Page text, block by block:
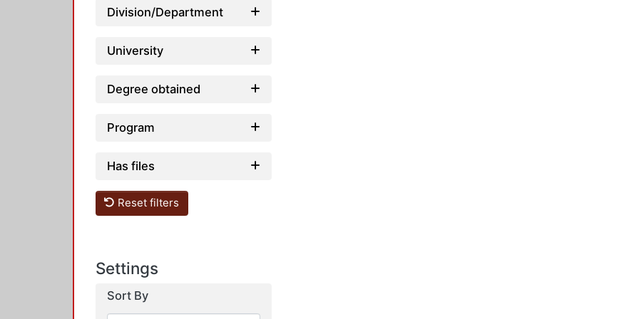
Division/Department
University
Degree obtained
Program
Has files
Reset filters
Settings
Sort By